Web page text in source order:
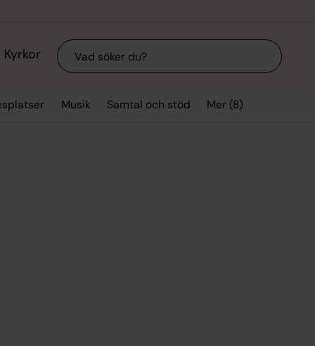
Kyrkor Sök
Musik Samtal och stöd Mer (8)